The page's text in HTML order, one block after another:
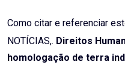
Como citar e referenciar
NOTÍCIAS,. Direitos
homologação de terra